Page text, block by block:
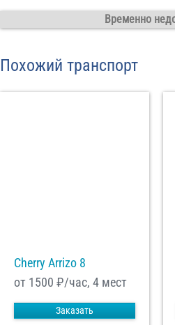
Временно
Похожий транспорт
Cherry Arrizo 8
от 1500 ₽/час, 4 мест
Заказать